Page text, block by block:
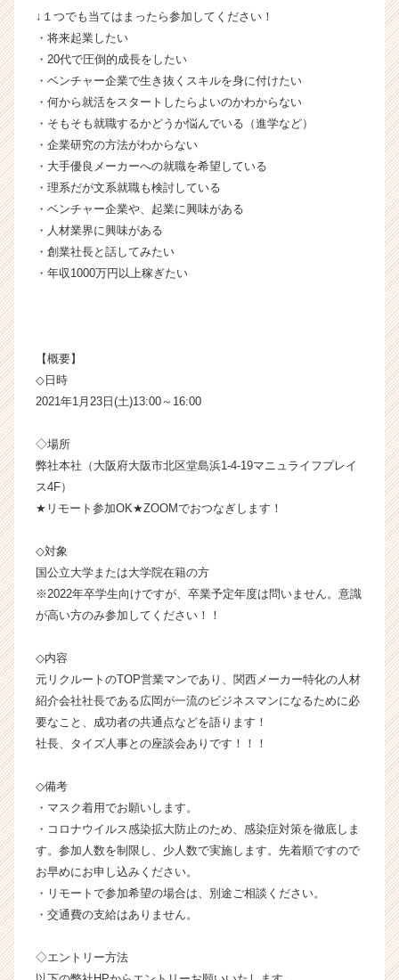
ま
【株
式
会
タ
イ
ズ
の
タ
イ
ム
イ
ャ
企
か
ウ
ト
が
就
活
イ
ト
キ
ャ
（C
h
e
C
↓１つでも当てはまったら参加してください！
・将来起業したい
・20代で圧倒的成長をしたい
・ベンチャー企業で生き抜くスキルを身に付けたい
・何から就活をスタートしたらよいのかわからない
・そもそも就職するかどうか悩んでいる（進学など）
・企業研究の方法がわからない
・大手優良メーカーへの就職を希望している
・理系だが文系就職も検討している
・ベンチャー企業や、起業に興味がある
・人材業界に興味がある
・創業社長と話してみたい
・年収1000万円以上稼ぎたい
【概要】
◇日時
2021年1月23日(土)13:00～16:00
◇場所
弊社本社（大阪府大阪市北区堂島浜1-4-19マニュライフプレイ
ス4F）
★リモート参加OK★ZOOMでおつなぎします！
◇対象
国公立大学または大学院在籍の方
※2022年卒学生向けですが、卒業予定年度は問いません。意識
が高い方のみ参加してください！！
◇内容
元リクルートのTOP営業マンであり、関西メーカー特化の人材
紹介会社社長である広岡が一流のビジネスマンになるために必
要なこと、成功者の共通点などを語ります！
社長、タイズ人事との座談会ありです！！！
◇備考
・マスク着用でお願いします。
・コロナウイルス感染拡大防止のため、感染症対策を徹底しま
す。参加人数を制限し、少人数で実施します。先着順ですので
お早めにお申し込みください。
・リモートで参加希望の場合は、別途ご相談ください。
・交通費の支給はありません。
◇エントリー方法